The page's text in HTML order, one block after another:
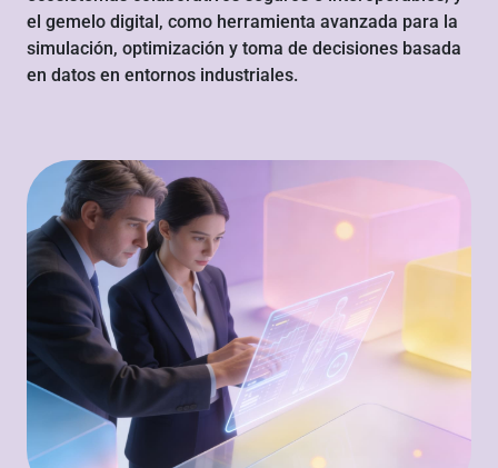
el gemelo digital, como herramienta avanzada para la
simulación, optimización y toma de decisiones basada
en datos en entornos industriales.